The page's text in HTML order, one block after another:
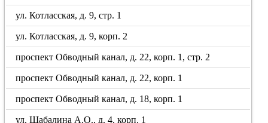
ул. Котласская, д. 9, стр. 1
ул. Котласская, д. 9, корп. 2
проспект Обводный канал, д. 22, корп. 1, стр. 2
проспект Обводный канал, д. 22, корп. 1
проспект Обводный канал, д. 18, корп. 1
ул. Шабалина А.О., д. 4, корп. 1